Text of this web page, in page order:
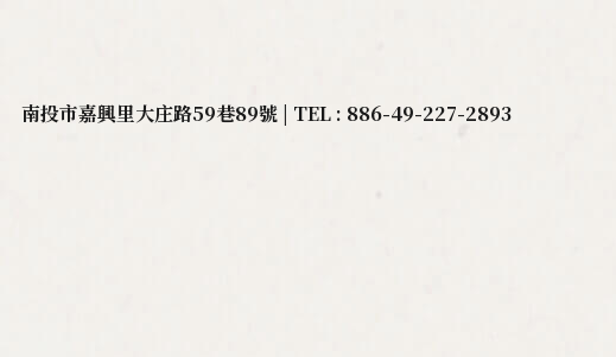
南投市嘉興里大庄路59巷89號 | TEL : 886-49-227-2893